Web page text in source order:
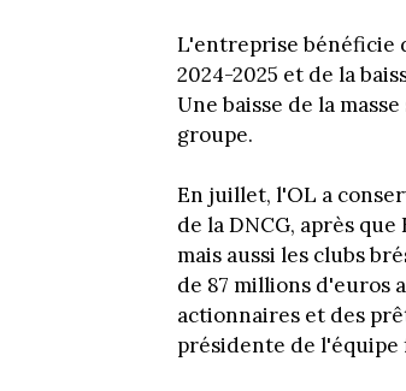
L'entreprise bénéficie
2024-2025 et de la
Une baisse de la
groupe.
En juillet, l'OL a
de la DNCG, après
mais aussi les clubs
de 87 millions d'euros
actionnaires et des
présidente de l'équipe